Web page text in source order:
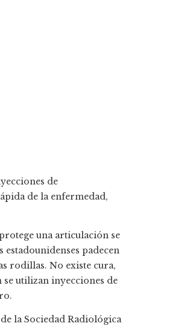
de
de la enfermedad,
una articulación se
padecen
rodillas. No existe cura,
utilizan inyecciones de
la Sociedad Radiológica